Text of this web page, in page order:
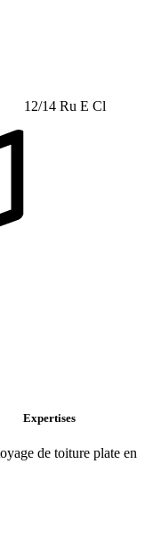
12/14 Ru E Cl
Expertises
de toiture plate en